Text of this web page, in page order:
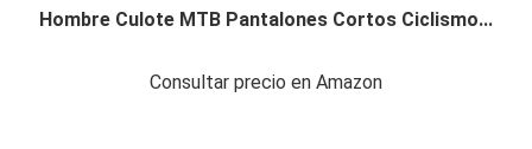
Hombre Culote MTB Pantalones Cortos Ciclismo...
Consultar precio en Amazon